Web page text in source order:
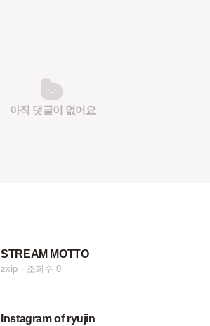
아직 댓글이 없어요
STREAM MOTTO
zxip 조회수 0
Instagram of ryujin